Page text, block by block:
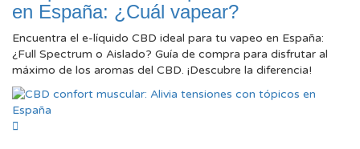
en España: ¿Cuál vapear?
Encuentra el e-líquido CBD ideal para tu vapeo en España:
¿Full Spectrum o Aislado? Guía de compra para disfrutar al
máximo de los aromas del CBD. ¡Descubre la diferencia!